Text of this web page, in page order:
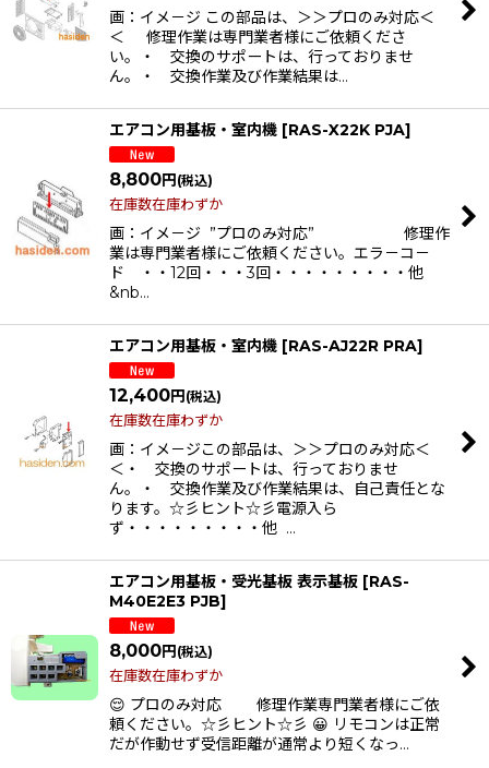
画：イメ－ジ この部品は、＞＞プロのみ対応＜
＜ 修理作業は専門業者様にご依頼くださ
い。・ 交換のサポートは、行っておりませ
ん。・ 交換作業及び作業結果は…
エアコン用基板・室内機 [RAS-X22K PJA]
8,800円 (税込)
在庫数在庫わずか
画：イメ－ジ ”プロのみ対応” 修理作
業は専門業者様にご依頼ください。エラ－コ－
ド ・・12回・・・3回・・・・・・・・・他
&nb…
エアコン用基板・室内機 [RAS-AJ22R PRA]
12,400円 (税込)
在庫数在庫わずか
画：イメ－ジこの部品は、＞＞プロのみ対応＜
＜・ 交換のサポートは、行っておりませ
ん。・ 交換作業及び作業結果は、自己責任とな
ります。☆彡ヒント☆彡電源入ら
ず・・・・・・・・・他 …
エアコン用基板・受光基板 表示基板 [RAS-
M40E2E3 PJB]
8,000円(税込)
在庫数在庫わずか
😌 プロのみ対応 修理作業専門業者様にご依
頼ください。☆彡ヒント☆彡 😀 リモコンは正常
だが作動せず受信距離が通常より短くなっ…